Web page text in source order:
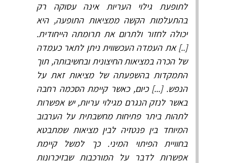
לתופעת גילוי העריות אינה עסוקה רק
בהתעלמות הקשה ממציאות התופעה, היא
יכולה לחזור ולתרום את תרומתה הייחודית.
[..] את העמדה העכשווית ניתן לתאר כעמדה
של הכרה במציאות החיצונית ובחשיבותה, תוך
התמקדות בהשפעתה של מציאות זאת על
הנפש. [...] כיום, כאשר קיימת הסכמה רחבה
באשר לנזק הנגרם מגילוי עריות, יש אפשרות
לתהות ביתר פתיחות מחשבתית על הערבוב
המיוחד בין פנטזיה לבין מציאות שמתבטא
בחוויית הפיתוי המיני. כך למשל קיימת
אפשרות לדבר על המורכבות שבזיכרונות